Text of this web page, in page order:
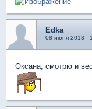
Edka
08 июня 2013 -
Оксана, смотрю и